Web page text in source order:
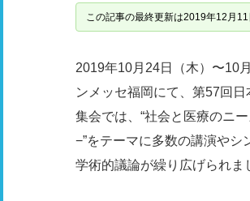
この記事の最終更新は2019年12月11
2019年10月24日（木）〜10
ンメッセ福岡にて、第57回
集会では、“社会と医療のニ
−”をテーマに多数の講演や
学術的議論が繰り広げられま